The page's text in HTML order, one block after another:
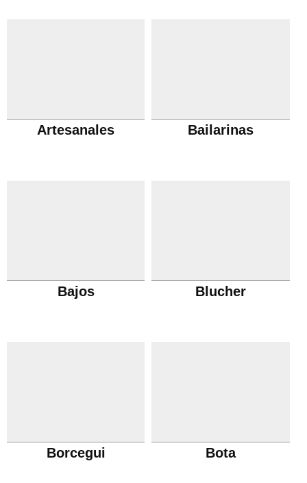
Artesanales Bailarinas
Bajos Blucher
Borcegui Bota